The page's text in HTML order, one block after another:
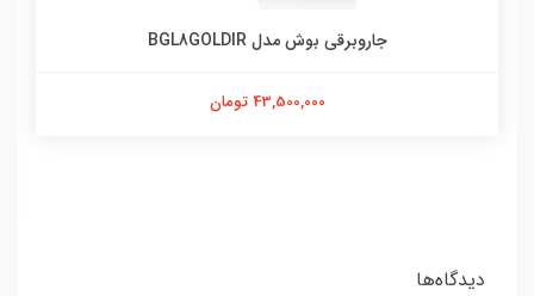
جاروبرقی بوش مدل BGL8GOLDIR
43,500,000 تومان
دیدگاه‌ها